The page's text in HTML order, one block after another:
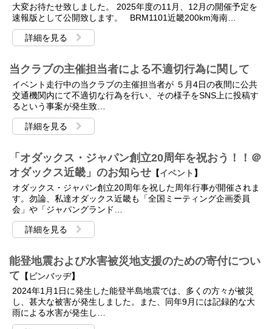
大変お待たせ致しました。 2025年度の11月、12月の開催予定を
速報版として公開致します。 BRM1101近畿200km海南…
詳細を見る
当クラブの主催担当者による不適切行為に関して
イベント走行中の当クラブの主催担当者が ５月4日の夜間に公共
交通機関内にて不適切な行為を行い、その様子をSNS上に投稿す
るという事案が発生致…
詳細を見る
「オダックス・ジャパン創立20周年を祝おう！！＠
オダックス近畿」のお知らせ 【イベント 】
オダックス・ジャパン創立20周年を祝した周年行事が開催されま
す。勿論、私達オダックス近畿も「全国ミーティング企画委員
会」や「ジャパングランド…
詳細を見る
能登地震および水害被災地支援のための寄付につい
て 【ピンバッヂ】
2024年1月1日に発生した能登半島地震では、多くの方々が被災
し、甚大な被害が発生しました。また、同年9月には記録的な大
雨による水害が発生し…